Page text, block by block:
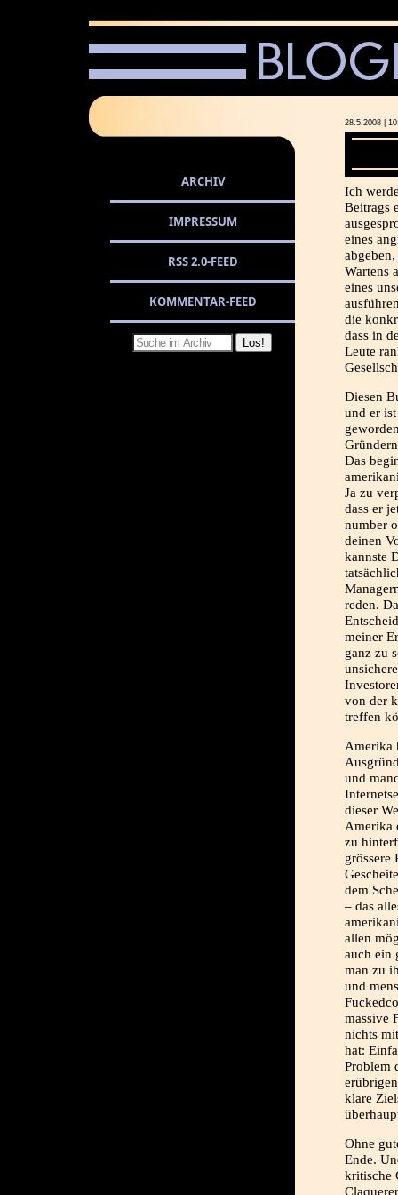
28.5.2008 |
Ich
Beitrags
eines
Wartens
eines
die
dass in
Leute
Diesen
und er
Das
Ja zu
dass er
number
deinen
kannste
reden.
meiner
ganz zu
von der
treffen
Amerika
und
dieser
Amerika
zu
grössere
dem
– das
allen
auch ein
man zu
und
massive
nichts
hat:
Problem
klare
Ohne
Ende.
kritische
ARCHIV
IMPRESSUM
RSS 2.0-FEED
KOMMENTAR-FEED